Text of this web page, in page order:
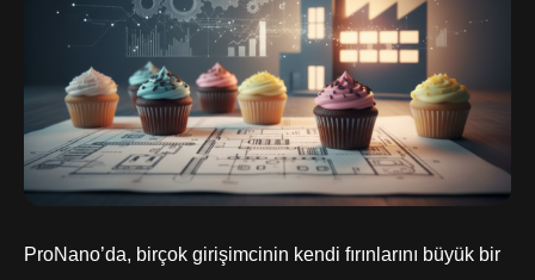
ProNano’da, birçok girişimcinin kendi fırınlarını büyük bir